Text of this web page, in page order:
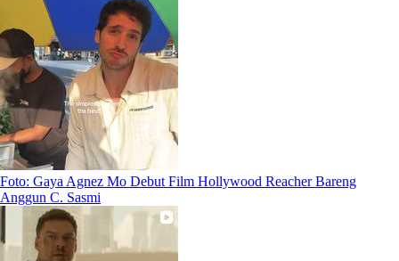
Foto: Gaya Agnez Mo Debut Film Hollywood Reacher Bareng
Anggun C. Sasmi